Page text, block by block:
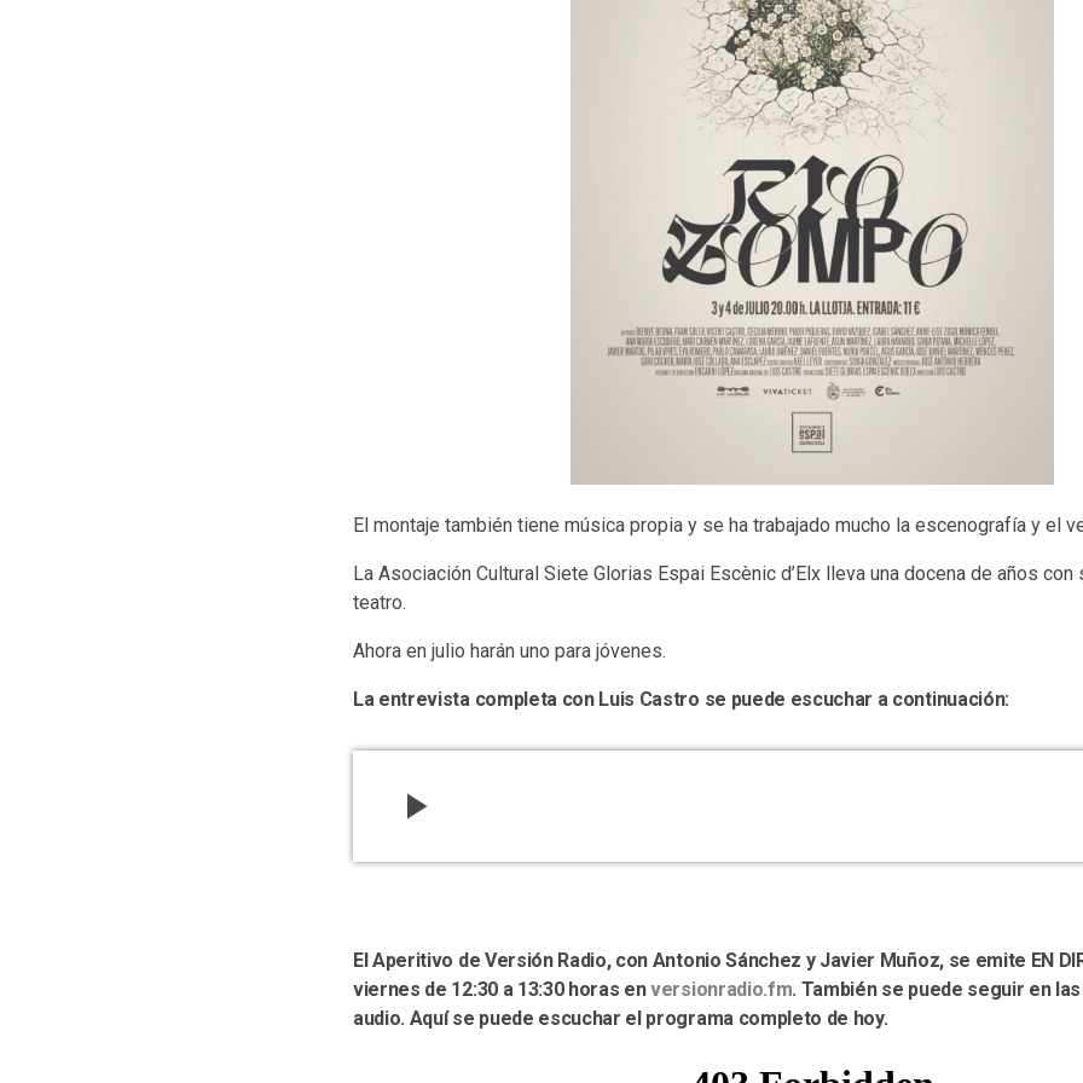
El montaje también tiene música propia y se ha trabajado mucho la escenografía y el
La Asociación Cultural Siete Glorias Espai Escènic d’Elx lleva una docena de años
teatro.
Ahora en julio harán uno para jóvenes.
La entrevista completa con Luis Castro se puede escuchar a continuación:
play_arrow
El Aperitivo de Versión Radio, con Antonio Sánchez y Javier Muñoz, se emite EN
viernes de 12:30 a 13:30 horas enversionradio.fm. También se puede seguir en
audio. Aquí se puede escuchar el programa completo de hoy.